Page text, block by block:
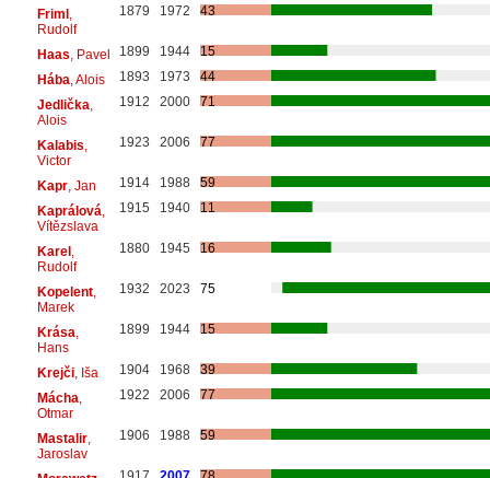
Friml,
Rudolf
1879 1972 43
Haas , Pavel 1899 1944
15
Hába , Alois 1893 1973
44
Jedlička
Alois
1912 2000 71
Kalabis
Victor
1923 2006 77
Kapr, Jan 1914 1988
59
Kaprálová
Vítězslava
1915 1940 11
Karel,
Rudolf
1880 1945 16
Kopelent,
Marek
1932 2023 75
Krása
Hans
1899 1944 15
Krejči, Iša 1904 1968
39
Mácha
Otmar
1922 2006 77
Mastalir,
Jaroslav
1906 1988 59